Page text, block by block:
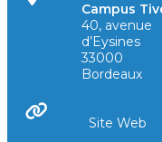
Campus
40, avenue
d’Eysines
33000
Bordeaux
Site Web